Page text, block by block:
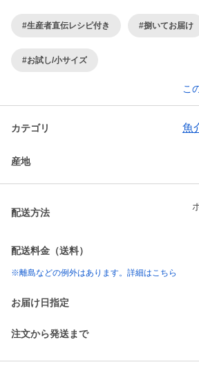
#生産者直伝レシピ付き #捌いてお届け
#お試し/小サイズ
こ
カテゴリ 魚
産地
配送方法
配送料金（送料）
※離島などの例外はあります。詳細はこちら
お届け日指定
注文から発送まで